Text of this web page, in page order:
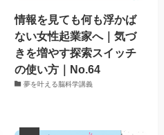
情報を見ても何も浮かば
ない女性起業家へ｜気づ
きを増やす探索スイッチ
の使い方｜No.64
夢を叶える脳科学講義